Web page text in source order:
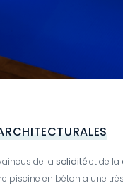
de la soliditéet de la
piscine en béton a une